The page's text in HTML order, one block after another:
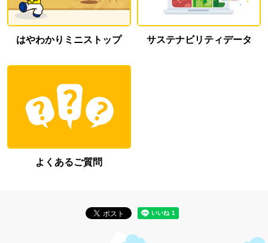
はやわかり ミニストップ サステナビリティデータ
よくあるご質問